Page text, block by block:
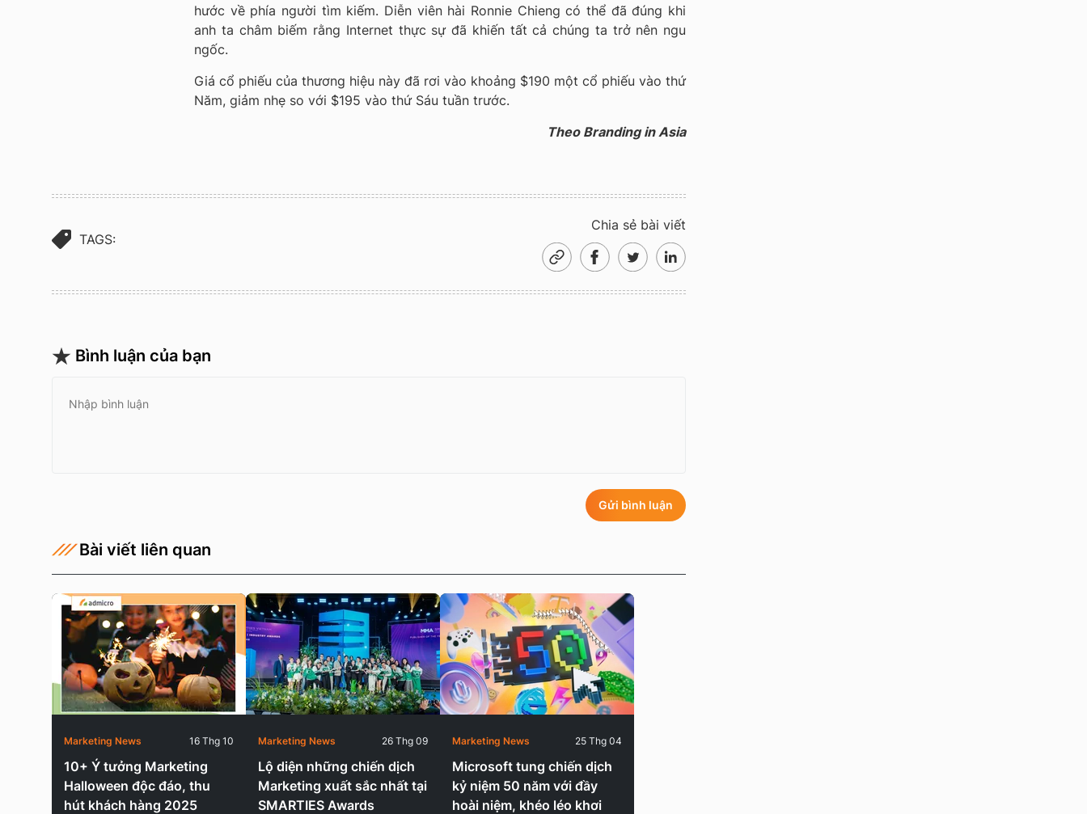
hước về phía người tìm kiếm. Diễn viên hài Ronnie Chieng có thể đã đúng khi
anh ta châm biếm rằng Internet thực sự đã khiến tất cả chúng ta trở nên ngu
ngốc.
Giá cổ phiếu của thương hiệu này đã rơi vào khoảng $190 một cổ phiếu vào thứ
Năm, giảm nhẹ so với $195 vào thứ Sáu tuần trước.
Theo Branding in Asia
TAGS:
Chia sẻ bài viết
Bình luận của bạn
Gửi bình luận
Bài viết liên quan
10+ Ý tưởng Marketing
Halloween độc đáo, thu
hút khách hàng 2025
Marketing News 16 Thg 10
Lộ diện những chiến dịch
Marketing xuất sắc nhất tại
SMARTIES Awards
Marketing News 26 Thg 09
Microsoft tung chiến dịch
kỷ niệm 50 năm với đầy
hoài niệm, khéo léo khơi
Marketing News 25 Thg 04